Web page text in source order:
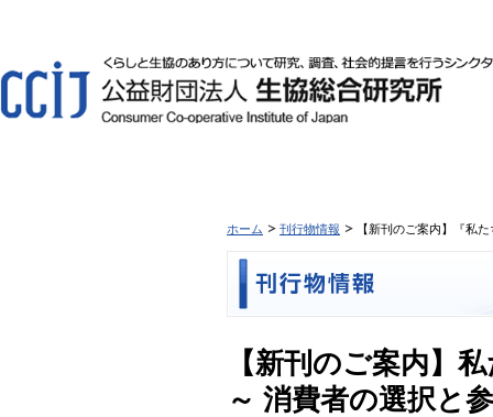
ホーム 刊行物情報 【新刊のご案内】『私
【新刊のご案内】
～ 消費者の選択と